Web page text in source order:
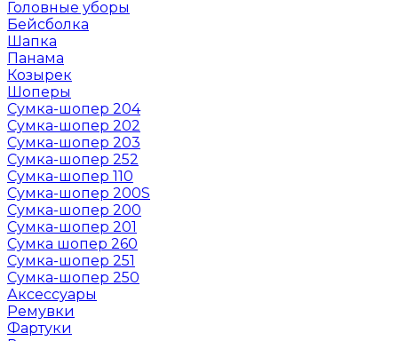
Головные уборы
Бейсболка
Шапка
Панама
Козырек
Шоперы
Сумка-шопер 204
Сумка-шопер 202
Сумка-шопер 203
Сумка-шопер 252
Сумка-шопер 110
Сумка-шопер 200S
Сумка-шопер 200
Сумка-шопер 201
Сумка шопер 260
Сумка-шопер 251
Сумка-шопер 250
Аксессуары
Ремувки
Фартуки